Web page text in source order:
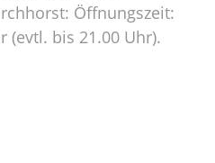
Öffnungszeit:
(evtl. bis 21.00 Uhr).